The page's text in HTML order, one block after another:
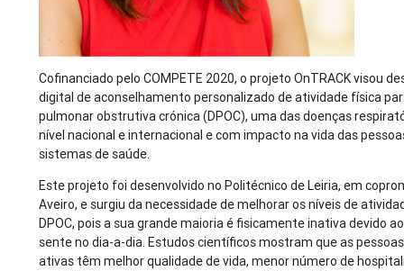
Cofinanciado pelo COMPETE 2020, o projeto OnTRACK visou
digital de aconselhamento personalizado de atividade física
pulmonar obstrutiva crónica (DPOC), uma das doenças
nível nacional e internacional e com impacto na vida das
sistemas de saúde.
Este projeto foi desenvolvido no Politécnico de Leiria, em
Aveiro, e surgiu da necessidade de melhorar os níveis de
DPOC, pois a sua grande maioria é fisicamente inativa devido
sente no dia-a-dia. Estudos científicos mostram que as
ativas têm melhor qualidade de vida, menor número de